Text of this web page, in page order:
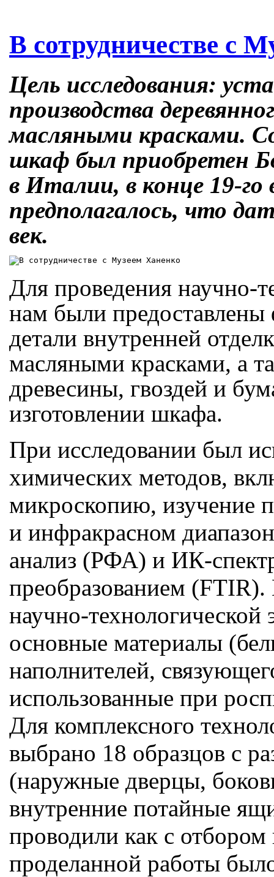
Skip
content
В сотрудничестве с
Цель исследования:
производства
масляными красками.
шкаф был приобретен
в Италии, в конце 19-го
предполагалось, что
век.
Для проведения научно-
нам были
детали внутренней
масляными красками, а
древесины, гвоздей и
изготовлении шкафа.
При исследовании был
химических методов,
микроскопию, изучение
и инфракрасном
анализ (РФА) и ИК-
преобразованием
научно-
основные материалы
наполнителей,
использованные при
Для комплексного
выбрано 18 образцов с
(наружные дверцы,
внутренние потайные
проводили как с отбором
проделанной работы